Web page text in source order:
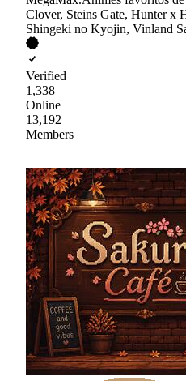
Clover, Steins Gate, Hunter x
Shingeki no Kyojin, Vinland
Verified
1,338
Online
13,192
Members